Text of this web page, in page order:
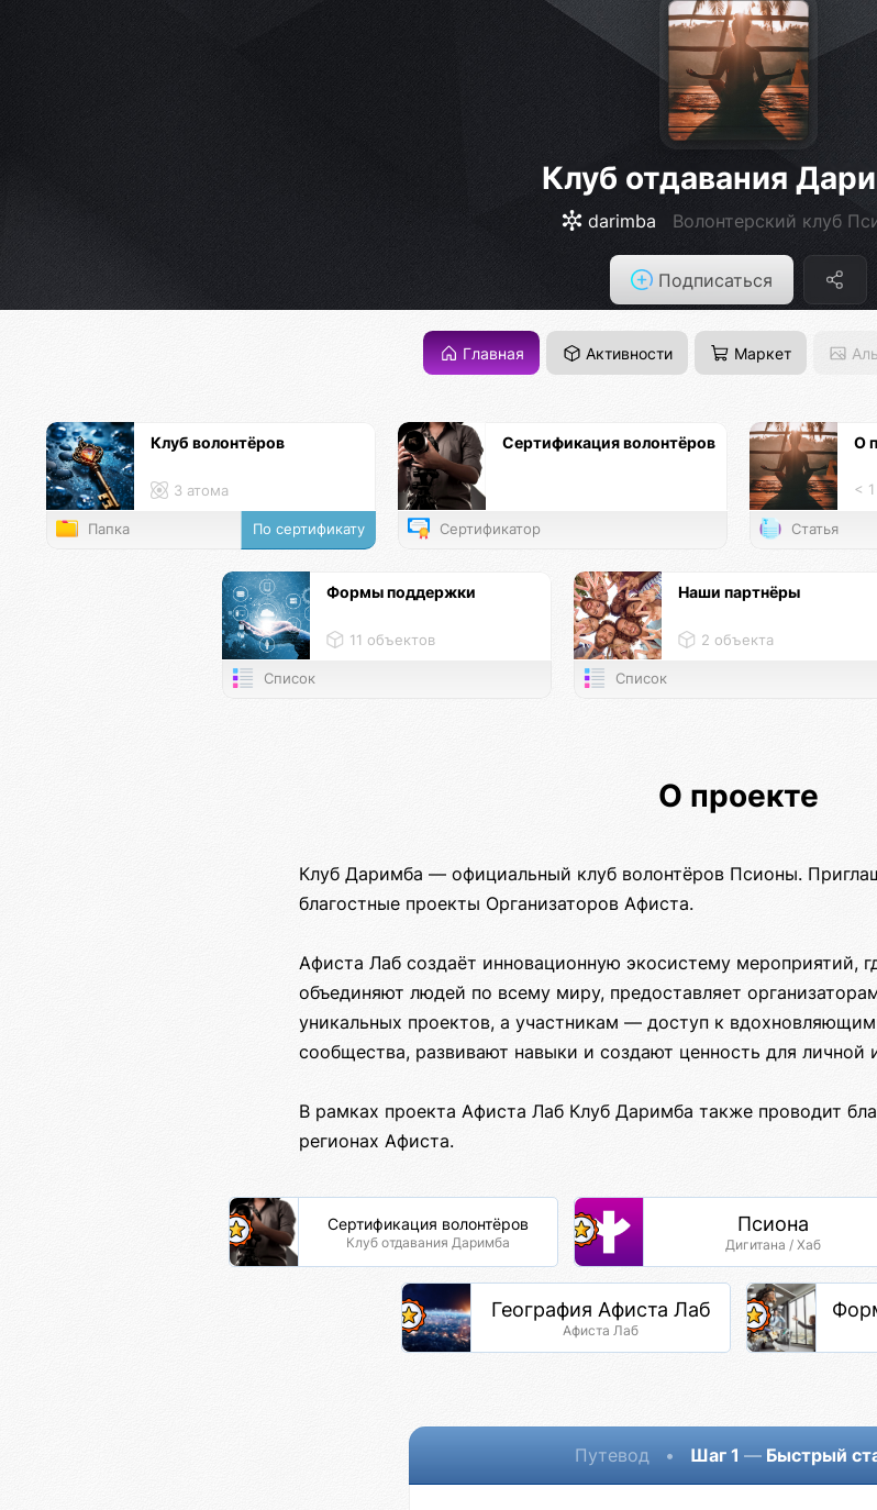
Клуб отдавания
darimba Волонтерский клуб
Подписаться
Главная Активности Маркет
Клуб волонтёров
3 атома
Папка По сертификату
Сертификация волонтёров
Сертификатор
О
<
Статья
Формы поддержки
11 объектов
Список
Наши партнёры
2 объекта
Список
О проекте
Клуб Даримба — официальный клуб волонтёров Псионы.
благостные проекты Организаторов Афиста.
Афиста Лаб создаёт инновационную экосистему мероприятий,
объединяют людей по всему миру, предоставляет
уникальных проектов, а участникам — доступ к
сообщества, развивают навыки и создают ценность для личной
В рамках проекта Афиста Лаб Клуб Даримба также проводит
регионах Афиста.
Сертификация волонтёров
Клуб отдавания Даримба
Псиона
Дигитана / Хаб
География Афиста Лаб
Афиста Лаб
Путевод • Шаг 1 — Быстрый